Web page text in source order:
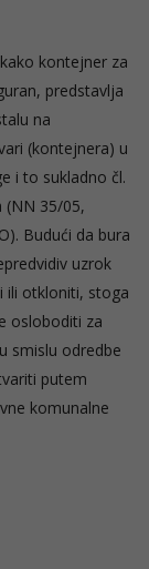
kontejner za
predstavlja
na
(kontejnera) u
i to sukladno čl.
(NN 35/05,
Budući da bura
uzrok
ili otkloniti, stoga
osloboditi za
smislu odredbe
putem
komunalne